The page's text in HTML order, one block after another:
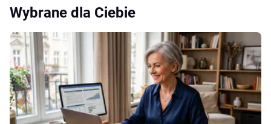
Wybrane dla Ciebie